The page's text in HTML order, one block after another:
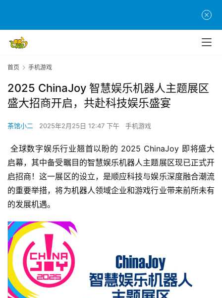
首页 手机游戏
2025 ChinaJoy 智慧娱乐机器人主题展区
盛大招商开启，共赴科技娱乐盛宴
茶馆小二 2025年2月25日 12:47 下午 手机游戏
全球数字娱乐行业翘首以盼的 2025 ChinaJoy 即将盛大
启幕，其中备受瞩目的智慧娱乐机器人主题展区现已正式开
启招商！这一展区的设立，是顺应科技与娱乐深度融合潮流
的重要举措，将为机器人领域企业和游戏行业带来前所未有
的发展机遇。